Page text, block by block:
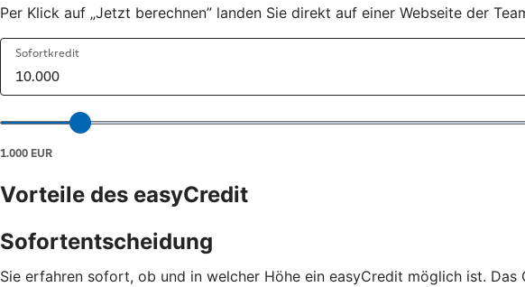
Per Klick auf „Jetzt berechnen” landen Sie direkt auf einer Webseite der
Vorteile des easyCredit
Sofortentscheidung
Sie erfahren sofort, ob und in welcher Höhe ein easyCredit möglich ist.